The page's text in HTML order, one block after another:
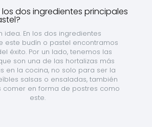
idea. En los dos ingredientes
este budín o pastel encontramos
éxito. Por un lado, tenemos las
son una de las hortalizas más
en la cocina, no solo para ser la
salsas o ensaladas, también
comer en forma de postres como
este.